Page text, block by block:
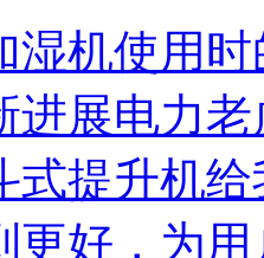
湿机使用
进展电力
式提升机
更好，为